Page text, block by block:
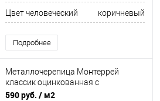
Цвет человеческий коричневый
Подробнее
Металлочерепица Монтеррей
классик оцинкованная с
полимерным покрытием
590 руб. / м2